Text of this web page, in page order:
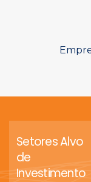
Setores Alvo
de
Investimento